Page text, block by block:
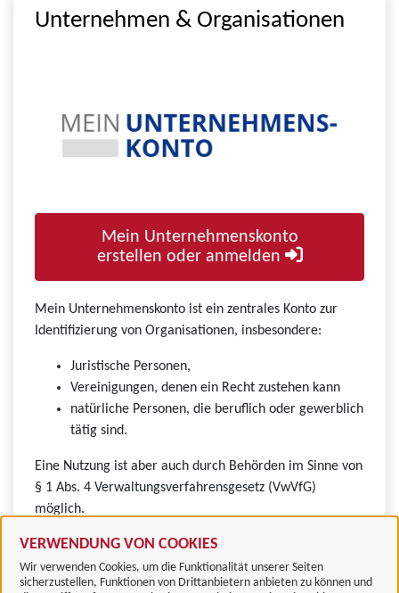
VERWENDUNG VON COOKIES
Wir verwenden Cookies, um die Funktionalität unserer Seiten
sicherzustellen, Funktionen von Drittanbietern anbieten zu können und
Unternehmen & Organisationen
Mein Unternehmenskonto
erstellen oder anmelden
Mein Unternehmenskonto ist ein zentrales Konto zur
Identifizierung von Organisationen, insbesondere:
Juristische Personen,
Vereinigungen, denen ein Recht zustehen kann
natürliche Personen, die beruflich oder gewerblich
tätig sind.
Eine Nutzung ist aber auch durch Behörden im Sinne von
§ 1 Abs. 4 Verwaltungsverfahrensgesetz (VwVfG)
möglich.